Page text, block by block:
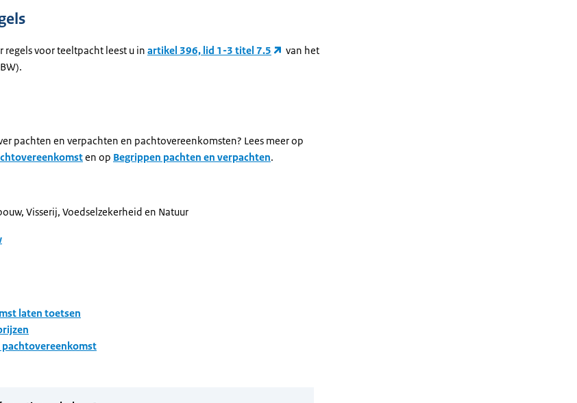
regels voor teeltpacht leest u in artikel 396, lid 1-3 titel 7.5
van het
pachten en verpachten en pachtovereenkomsten? Lees meer op
en op Begrippen pachten en verpachten.
Visserij, Voedselzekerheid en Natuur
laten toetsen
pachtovereenkomst